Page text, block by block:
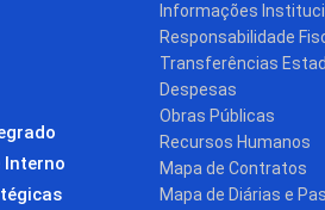
Interno
Informações
Responsabilidade
Transferências
Despesas
Obras Públicas
Recursos Humanos
Mapa de Contratos
Mapa de Diárias e